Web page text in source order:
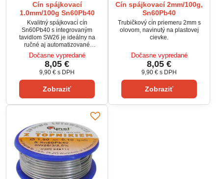
Cín spájkovací
1.0mm/100g Sn60Pb40
Kvalitný spájkovací cín
Sn60Pb40 s integrovaným
tavidlom SW26 je ideálny na
ručné aj automatizované
spájkovanie elektronických
komponentov. Pomer 60% cínu a
40% olova zabezpečuje dobrú
zmáčavosť, vysokú pevnosť
spojov a optimálnu vodivosť.
Vďaka nízkej teplote tavenia (cca
aktivátoru je proces spájkovania
efektívny a spoje sú odolné.
Zvyšky tavidla nie je potrebné...
Dočasne vypredané
8,05 €
9,90 € s DPH
Zobraziť
Cín spájkovací 2mm/100g,
Sn60Pb40
Trubičkový cín priemeru 2mm s
olovom, navinutý na plastovej
cievke.
Dočasne vypredané
8,05 €
9,90 € s DPH
Zobraziť